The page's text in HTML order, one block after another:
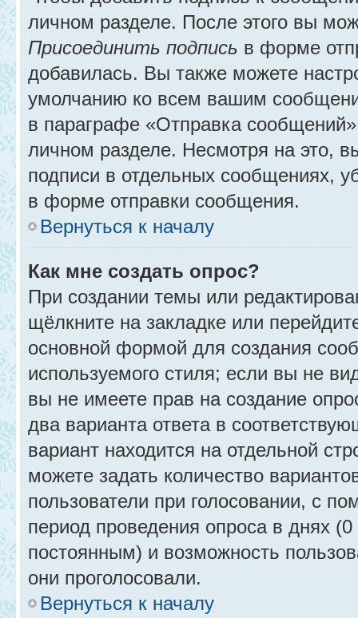
личном разделе. После этого вы
Присоединить подпись в форме
добавилась. Вы также можете
умолчанию ко всем вашим
в параграфе «Отправка
личном разделе. Несмотря на это,
подписи в отдельных сообщениях,
в форме отправки сообщения.
Вернуться к началу
Как мне создать опрос?
При создании темы или
щёлкните на закладке или
основной формой для создания
используемого стиля; если вы не
вы не имеете прав на создание
два варианта ответа в
вариант находится на отдельной
можете задать количество
пользователи при голосовании, с
период проведения опроса в днях (0
постоянным) и возможность
они проголосовали.
Вернуться к началу